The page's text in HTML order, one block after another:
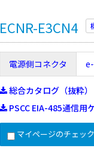
ECNR-E3CN4
電源側コネクタ
総合カタログ（抜粋）
PSCC EIA-485通信用
マイページのチェッ